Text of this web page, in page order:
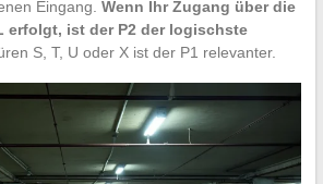
Eingang. Wenn Ihr Zugang über die
erfolgt, ist der P2 der logischste
S, T, U oder X ist der P1 relevanter.